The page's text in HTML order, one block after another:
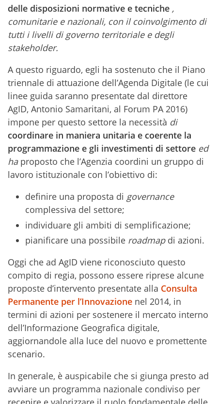
delle disposizioni normative e tecniche ,
comunitarie e nazionali, con il coinvolgimento di
tutti i livelli di governo territoriale e degli
stakeholder.
A questo riguardo, egli ha sostenuto che il Piano
triennale di attuazione dell’Agenda Digitale (le cui
linee guida saranno presentate dal direttore
AgID, Antonio Samaritani, al Forum PA 2016)
impone per questo settore la necessità di
coordinare in maniera unitaria e coerente la
programmazione e gli investimenti di settore ed
ha proposto che l’Agenzia coordini un gruppo di
lavoro istituzionale con l’obiettivo di:
definire una proposta di governance
complessiva del settore;
individuare gli ambiti di semplificazione;
pianificare una possibile roadmapdi azioni.
Oggi che ad AgID viene riconosciuto questo
compito di regia, possono essere riprese alcune
proposte d’intervento presentate alla Consulta
Permanente per l’Innovazione nel 2014, in
termini di azioni per sostenere il mercato interno
dell’Informazione Geografica digitale,
aggiornandole alla luce del nuovo e promettente
scenario.
In generale, è auspicabile che si giunga presto ad
avviare un programma nazionale condiviso per